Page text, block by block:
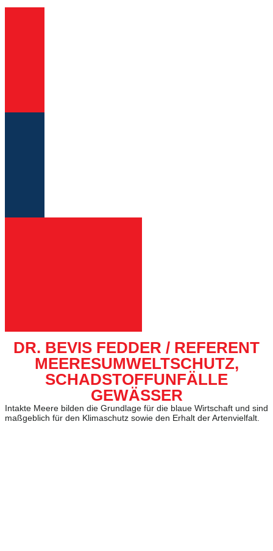
DR. BEVIS FEDDER / REFERENT
MEERESUMWELTSCHUTZ,
SCHADSTOFFUNFÄLLE
GEWÄSSER
Intakte Meere bilden die Grundlage für die blaue Wirtschaft und sind
maßgeblich für den Klimaschutz sowie den Erhalt der Artenvielfalt.